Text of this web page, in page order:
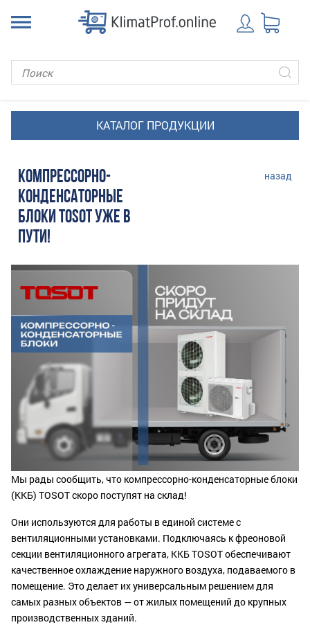
КОМПРЕССОРНО-
КОНДЕНСАТОРНЫЕ
БЛОКИ TOSOT УЖЕ В
ПУТИ!
назад
Мы рады сообщить, что компрессорно-конденсаторные блоки
(ККБ) TOSOT скоро поступят на склад!
Они используются для работы в единой системе с
вентиляционными установками. Подключаясь к фреоновой
секции вентиляционного агрегата, ККБ TOSOT обеспечивают
качественное охлаждение наружного воздуха, подаваемого в
помещение. Это делает их универсальным решением для
самых разных объектов — от жилых помещений до крупных
производственных зданий.